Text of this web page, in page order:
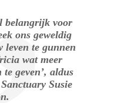
belangrijk voor
ons geweldig
leven te gunnen
wat meer
geven’, aldus
Susie